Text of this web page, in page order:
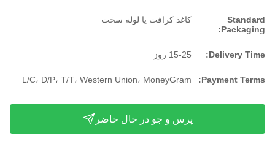
Standard
Packaging:
کاغذ کرافت یا لوله سخت
Delivery Time: 15-25 روز
Payment Terms: L/C، D/P، T/T، Western Union، MoneyGram
پرس و جو در حال حاضر